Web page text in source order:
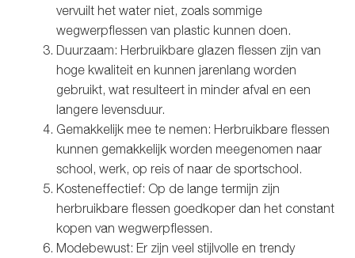
Herbruikbare boterhamzakjes
Accessoires
Aanbiedingen
Waterfles bedrukken
Reviews waterflessenwinkel.nl
Contact Waterflessenwinkel.nl
vervuilt het water niet, zoals sommige
wegwerpflessen van plastic kunnen doen.
Duurzaam: Herbruikbare glazen flessen zijn van
hoge kwaliteit en kunnen jarenlang worden
gebruikt, wat resulteert in minder afval en een
langere levensduur.
Gemakkelijk mee te nemen: Herbruikbare flessen
kunnen gemakkelijk worden meegenomen naar
school, werk, op reis of naar de sportschool.
Kosteneffectief: Op de lange termijn zijn
herbruikbare flessen goedkoper dan het constant
kopen van wegwerpflessen.
Modebewust: Er zijn veel stijlvolle en trendy